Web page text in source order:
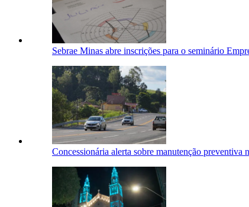
Sebrae Minas abre inscrições para o seminário
Concessionária alerta sobre manutenção preventiva